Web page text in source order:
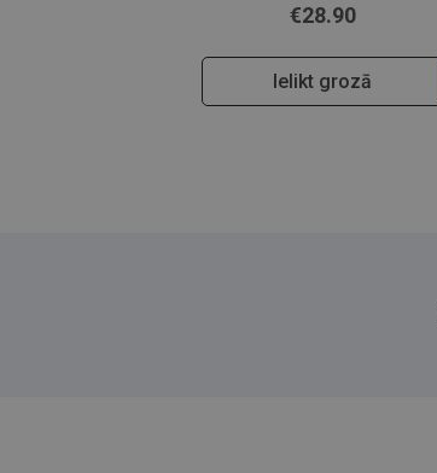
€28.90
Ielikt grozā